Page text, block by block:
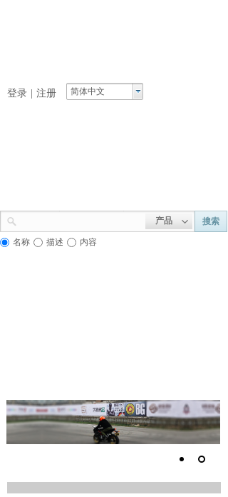
简体中文
登录 注册
产品 搜索
名称 描述 内容